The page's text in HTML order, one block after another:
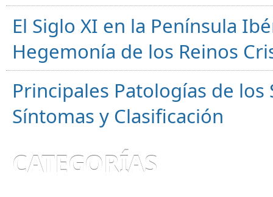
El Siglo XI en la Península
Hegemonía de los Reinos
Principales Patologías de
Síntomas y Clasificación
CATEGORÍAS